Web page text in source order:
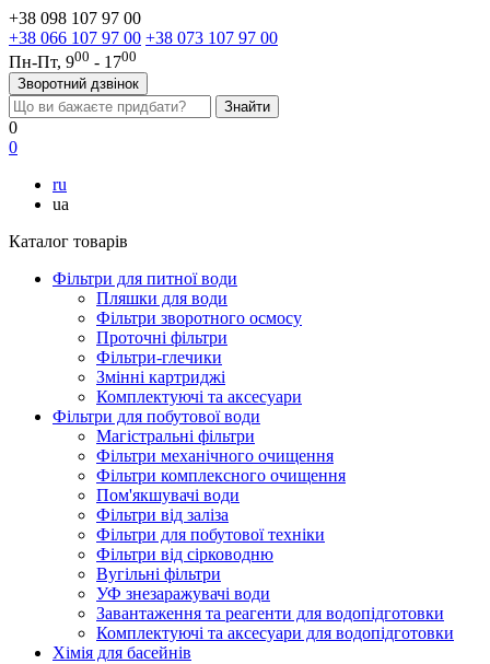
+38 098 107 97 00
+38 066 107 97 00 +38 073 107 97 00
Пн-Пт, 900 - 1700
Зворотний дзвінок
0
0
ru
ua
Каталог товарів
Фільтри для питної води
Пляшки для води
Фільтри зворотного осмосу
Проточні фільтри
Фільтри-глечики
Змінні картриджі
Комплектуючі та аксесуари
Фільтри для побутової води
Магістральні фільтри
Фільтри механічного очищення
Фільтри комплексного очищення
Пом'якшувачі води
Фільтри від заліза
Фільтри для побутової техніки
Фільтри від сірководню
Вугільні фільтри
УФ знезаражувачі води
Завантаження та реагенти для водопідготовки
Комплектуючі та аксесуари для водопідготовки
Хімія для басейнів